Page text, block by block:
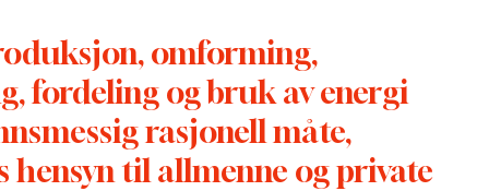
omforming,
fordeling og bruk av energi
rasjonell måte,
hensyn til allmenne og private